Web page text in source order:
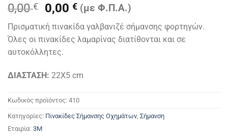
0,00€
Original
price
was:
0,00 €.
0,00€Η
τρέχουσα
τιμή
είναι:
(με Φ.Π.Α.)
Πρισματική πινακίδα γαλβανιζέ σήμανσης φορτηγών.
Όλες οι πινακίδες λαμαρίνας διατίθονται και σε
αυτοκόλλητες.
ΔΙΑΣΤΑΣΗ: 22X5 cm
Κωδικός προϊόντος: 410
Κατηγορίες: Πινακίδες Σήμανσης Οχημάτων Σήμανση
Εταιρία: 3M